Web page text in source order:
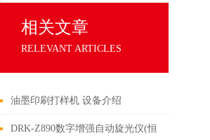
相关文章
RELEVANT ARTICLES
油墨印刷打样机 设备介绍
DRK-Z890数字增强自动旋光仪(恒